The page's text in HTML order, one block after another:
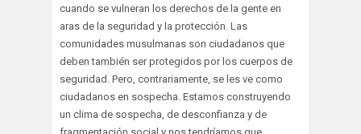
cuando se vulneran los derechos de la gente en
aras de la seguridad y la protección. Las
comunidades musulmanas son ciudadanos que
deben también ser protegidos por los cuerpos de
seguridad. Pero, contrariamente, se les ve como
ciudadanos en sospecha. Estamos construyendo
un clima de sospecha, de desconfianza y de